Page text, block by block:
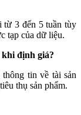
từ 3 đến 5 tuần tùy
tạp của dữ liệu.
định giá?
tin về tài sản
thụ sản phẩm.